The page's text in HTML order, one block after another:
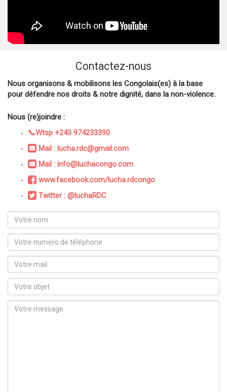
Contactez-nous
Nous organisons & mobilisons les Congolais(es) à la base
pour défendre nos droits & notre dignité, dans la non-violence.
Nous (re)joindre :
📞Wtsp +243 974233390
Mail : lucha.rdc@gmail.com
Mail : info@luchacongo.com
www.facebook.com/lucha.rdcongo
Twitter : @luchaRDC